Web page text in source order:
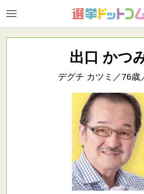
出口 かつ
デグチ カツミ／76歳